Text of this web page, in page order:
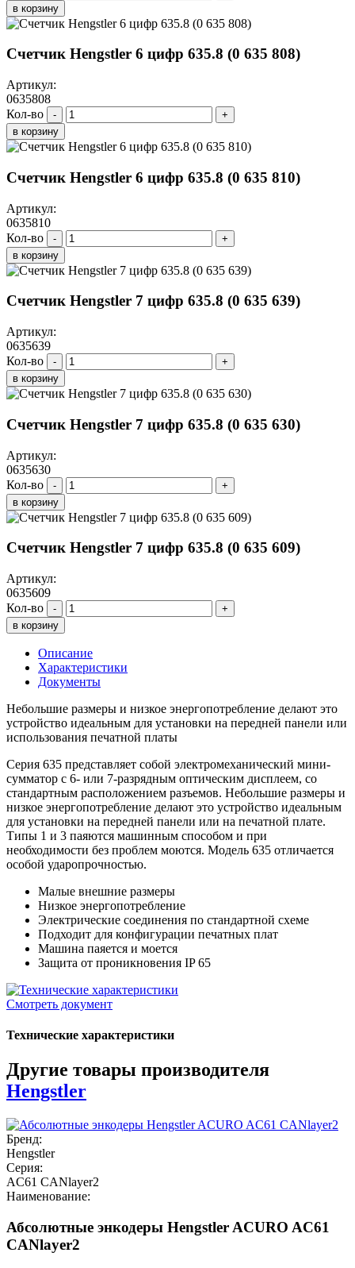
в корзину
Счетчик Hengstler 6 цифр 635.8 (0 635 808)
Артикул:
0635808
Кол-во
-
+
в корзину
Счетчик Hengstler 6 цифр 635.8 (0 635 810)
Артикул:
0635810
Кол-во
-
+
в корзину
Счетчик Hengstler 7 цифр 635.8 (0 635 639)
Артикул:
0635639
Кол-во
-
+
в корзину
Счетчик Hengstler 7 цифр 635.8 (0 635 630)
Артикул:
0635630
Кол-во
-
+
в корзину
Счетчик Hengstler 7 цифр 635.8 (0 635 609)
Артикул:
0635609
Кол-во
-
+
в корзину
Описание
Характеристики
Документы
Небольшие размеры и низкое энергопотребление делают это
устройство идеальным для установки на передней панели или
использования печатной платы
Серия 635 представляет собой электромеханический мини-
сумматор с 6- или 7-разрядным оптическим дисплеем, со
стандартным расположением разъемов. Небольшие размеры и
низкое энергопотребление делают это устройство идеальным
для установки на передней панели или на печатной плате.
Типы 1 и 3 паяются машинным способом и при
необходимости без проблем моются. Модель 635 отличается
особой ударопрочностью.
Малые внешние размеры
Низкое энергопотребление
Электрические соединения по стандартной схеме
Подходит для конфигурации печатных плат
Машина паяется и моется
Защита от проникновения IP 65
Смотреть документ
Технические характеристики
Другие товары производителя
Hengstler
Бренд:
Hengstler
Серия:
AC61 CANlayer2
Наименование:
Абсолютные энкодеры Hengstler ACURO AC61
CANlayer2